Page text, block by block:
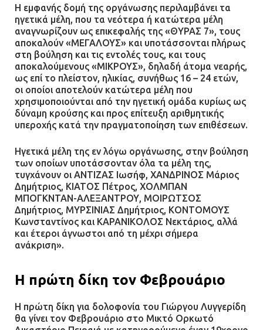
Η εμφανής δομή της οργάνωσης περιλαμβάνει τα
ηγετικά μέλη, που τα νεότερα ή κατώτερα μέλη
αναγνωρίζουν ως επικεφαλής της «ΘΥΡΑΣ 7», τους
αποκαλούν «ΜΕΓΑΛΟΥΣ» και υποτάσσονται πλήρως
στη βούληση και τις εντολές τους, και τους
αποκαλούμενους «ΜΙΚΡΟΥΣ», δηλαδή άτομα νεαρής,
ως επί το πλείστον, ηλικίας, συνήθως 16 – 24 ετών,
οι οποίοι αποτελούν κατώτερα μέλη που
χρησιμοποιούνται από την ηγετική ομάδα κυρίως ως
δύναμη κρούσης και προς επίτευξη αριθμητικής
υπεροχής κατά την πραγματοποίηση των επιθέσεων.
Ηγετικά μέλη της εν λόγω οργάνωσης, στην βούληση
των οποίων υποτάσσονταν όλα τα μέλη της,
τυγχάνουν οι ΑΝΤΙΖΑΣ Ιωσήφ, ΧΑΝΔΡΙΝΟΣ Μάριος
Δημήτριος, ΚΙΑΤΟΣ Πέτρος, ΧΟΛΜΠΑΝ
ΜΠΟΓΚΝΤΑΝ-ΑΛΕΞΑΝΤΡΟΥ, ΜΟΙΡΩΤΣΟΣ
Δημήτριος, ΜΥΡΣΙΝΙΑΣ Δημήτριος, ΚΟΝΤΟΜΟΥΣ
Κωνσταντίνος και ΚΑΡΑΝΙΚΟΛΟΣ Νεκτάριος, αλλά
και έτεροι άγνωστοι από τη μέχρι σήμερα
ανάκριση».
Η πρώτη δίκη τον Φεβρουάριο
Η πρώτη δίκη για δολοφονία του Γιώργου Λυγγερίδη
θα γίνει τον Φεβρουάριο στο Μικτό Ορκωτό